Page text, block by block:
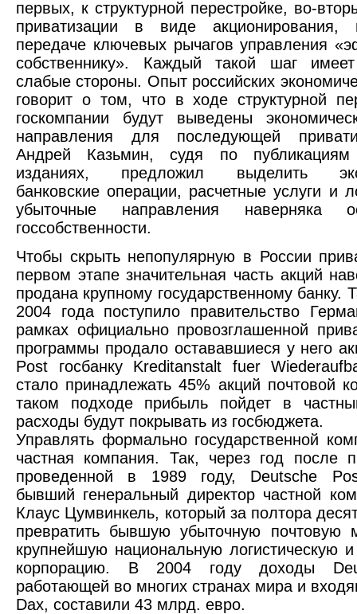
первых, к структурной перестройке, во-
приватизации в виде акционирования,
передаче ключевых рычагов управления
собственнику». Каждый такой шаг
слабые стороны. Опыт российских
говорит о том, что в ходе структурной
госкомпании будут выведены
направления для последующей
Андрей Казьмин, судя по
изданиях, предложил выделить
банковские операции, расчетные услуги и
убыточные направления наверняка
госсобственности.
Чтобы скрыть непопулярную в России
первом этапе значительная часть акций
продана крупному государственному банку.
2004 года поступило правительство
рамках официально провозглашенной
программы продало остававшиеся у него
Post госбанку Kreditanstalt fuer
стало принадлежать 45% акций почтовой
таком подходе прибыль пойдет в
расходы будут покрывать из госбюджета.
Управлять формально государственной
частная компания. Так, через год после
проведенной в 1989 году, Deutsche
бывший генеральный директор частной
Клаус Цумвинкель, который за полтора
превратить бывшую убыточную почтовую
крупнейшую национальную логистическую
корпорацию. В 2004 году доходы
работающей во многих странах мира и
Dax, составили 43 млрд. евро.